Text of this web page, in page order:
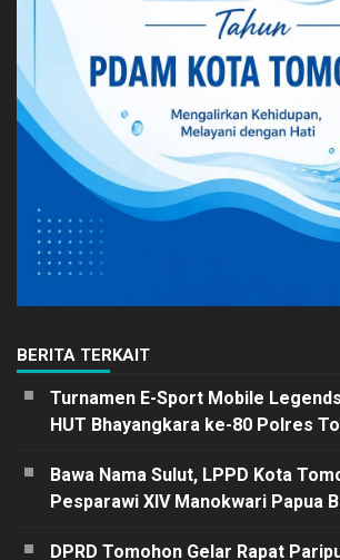
BERITA TERKAIT
Turnamen E-Sport Mobile
HUT Bhayangkara ke-80 Polres
Bawa Nama Sulut, LPPD Kota
Pesparawi XIV Manokwari Papua
DPRD Tomohon Gelar Rapat